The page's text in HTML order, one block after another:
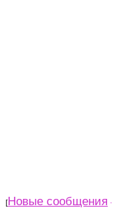
[Новые сообщения ·